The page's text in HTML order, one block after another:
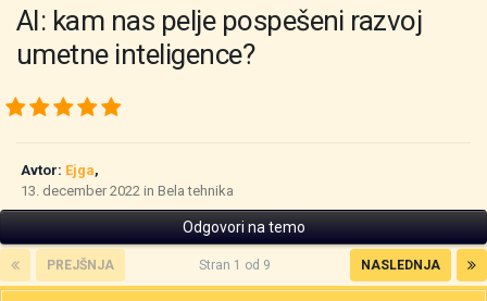
AI: kam nas pelje pospešeni razvoj
umetne inteligence?
Avtor: Ejga,
13. december 2022 in Bela tehnika
Odgovori na temo
PREJŠNJA NASLEDNJA
Stran 1 od 9